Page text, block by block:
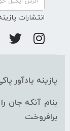
انتشارات
پازینه یادآور
بنام آنکه
برافروخت